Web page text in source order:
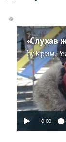
by
No
0:00